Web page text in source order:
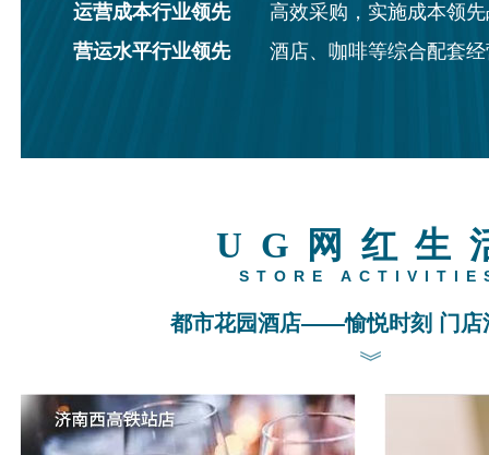
运营成本行业领先
高效采购，实施成本领
营运水平行业领先
酒店、咖啡等综合配套
UG网红生
STORE
都市花园酒店——愉悦时刻 门店